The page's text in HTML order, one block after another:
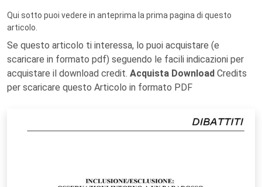
Qui sotto puoi vedere in anteprima la prima pagina di questo
articolo.
Se questo articolo ti interessa, lo puoi acquistare (e
scaricare in formato pdf) seguendo le facili indicazioni per
acquistare il download credit. Acquista Download Credits
per scaricare questo Articolo in formato PDF